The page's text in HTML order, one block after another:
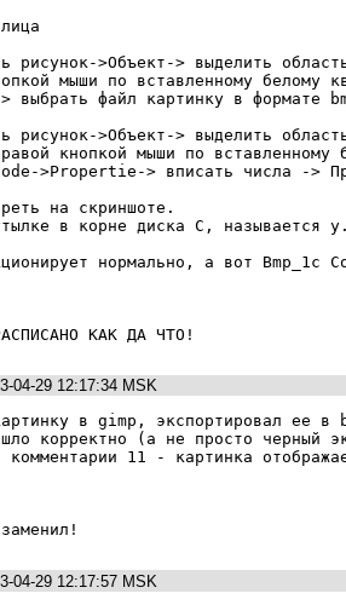
рисунок->Объект-> выделить
мыши по вставленному белому
файл картинку в формате
рисунок->Объект-> выделить
кнопкой мыши по вставленному
>Propertie-> вписать числа ->
на скриншоте.
в корне диска С, называется
нормально, а вот Bmp_1c
КАК ДА ЧТО!
04-29 12:17:34 MSK
в gimp, экспортировал ее в
корректно (а не просто черный
11 - картинка
04-29 12:17:57 MSK